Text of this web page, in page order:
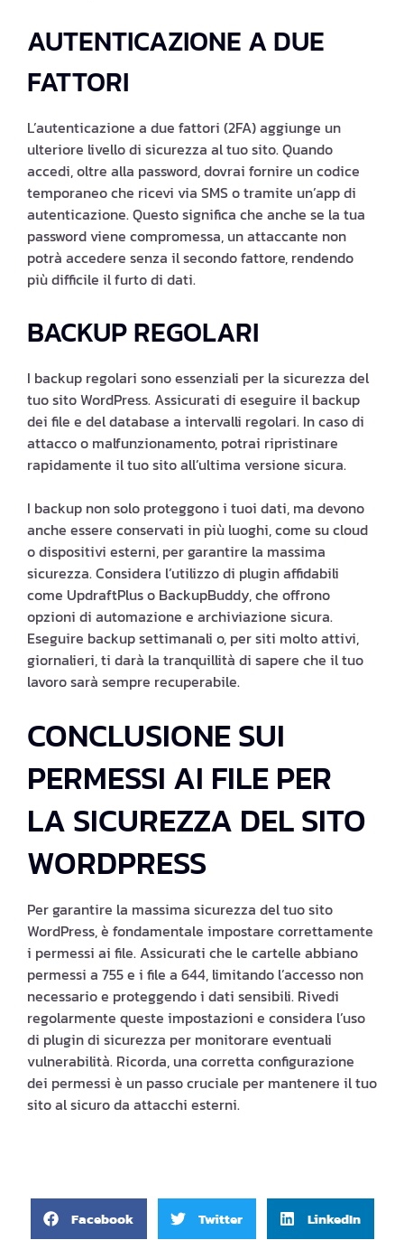
AUTENTICAZIONE A DUE
FATTORI
L’autenticazione a due fattori (2FA) aggiunge un
ulteriore livello di sicurezza al tuo sito. Quando
accedi, oltre alla password, dovrai fornire un codice
temporaneo che ricevi via SMS o tramite un’app di
autenticazione. Questo significa che anche se la tua
password viene compromessa, un attaccante non
potrà accedere senza il secondo fattore, rendendo
più difficile il furto di dati.
BACKUP REGOLARI
I backup regolari sono essenziali per la sicurezza del
tuo sito WordPress. Assicurati di eseguire il backup
dei file e del database a intervalli regolari. In caso di
attacco o malfunzionamento, potrai ripristinare
rapidamente il tuo sito all’ultima versione sicura.
I backup non solo proteggono i tuoi dati, ma devono
anche essere conservati in più luoghi, come su cloud
o dispositivi esterni, per garantire la massima
sicurezza. Considera l’utilizzo di plugin affidabili
come UpdraftPlus o BackupBuddy, che offrono
opzioni di automazione e archiviazione sicura.
Eseguire backup settimanali o, per siti molto attivi,
giornalieri, ti darà la tranquillità di sapere che il tuo
lavoro sarà sempre recuperabile.
CONCLUSIONE SUI
PERMESSI AI FILE PER
LA SICUREZZA DEL SITO
WORDPRESS
Per garantire la massima sicurezza del tuo sito
WordPress, è fondamentale impostare correttamente
i permessi ai file. Assicurati che le cartelle abbiano
permessi a 755 e i file a 644, limitando l’accesso non
necessario e proteggendo i dati sensibili. Rivedi
regolarmente queste impostazioni e considera l’uso
di plugin di sicurezza per monitorare eventuali
vulnerabilità. Ricorda, una corretta configurazione
dei permessi è un passo cruciale per mantenere il tuo
sito al sicuro da attacchi esterni.
Facebook Twitter LinkedIn